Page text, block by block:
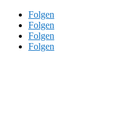
Folgen
Folgen
Folgen
Folgen